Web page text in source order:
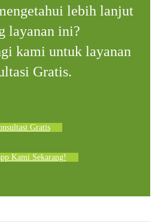
lebih lanjut
layanan ini?
kami untuk layanan
Gratis.
Gratis
Kami Sekarang!